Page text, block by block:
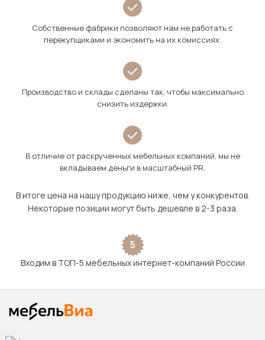
Собственные фабрики позволяют нам не работать с
перекупщиками и экономить на их комиссиях.
Производство и склады сделаны так, чтобы максимально
снизить издержки.
В отличие от раскрученных мебельных компаний, мы не
вкладываем деньги в масштабный PR.
В итоге цена на нашу продукцию ниже, чем у конкурентов.
Некоторые позиции могут быть дешевле в 2-3 раза.
5
Входим в ТОП-5 мебельных интернет-компаний России